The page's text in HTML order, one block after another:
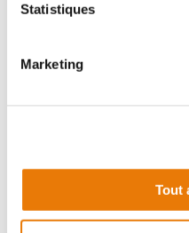
Statistiques
Marketing
Tout
SALLEBŒUF
propose à la location un
bonne visibilité avec...